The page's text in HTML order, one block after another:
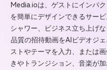
Media.ioは、ゲストにインパ
を簡単にデザインできるサー
シャワー、ビジネス立ち上げ
品質の招待動画をAIビデオジ
ストやテーマを入力、または
きやトランジション、音楽が